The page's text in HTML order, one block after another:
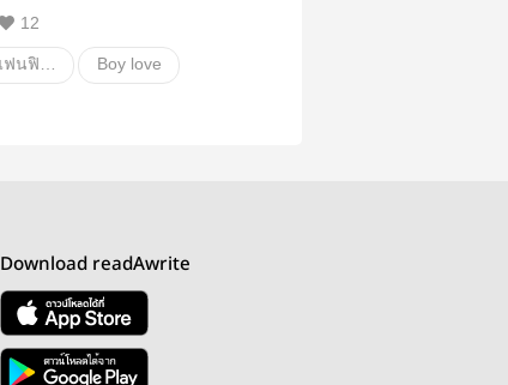
12
Boy love
Download readAwrite